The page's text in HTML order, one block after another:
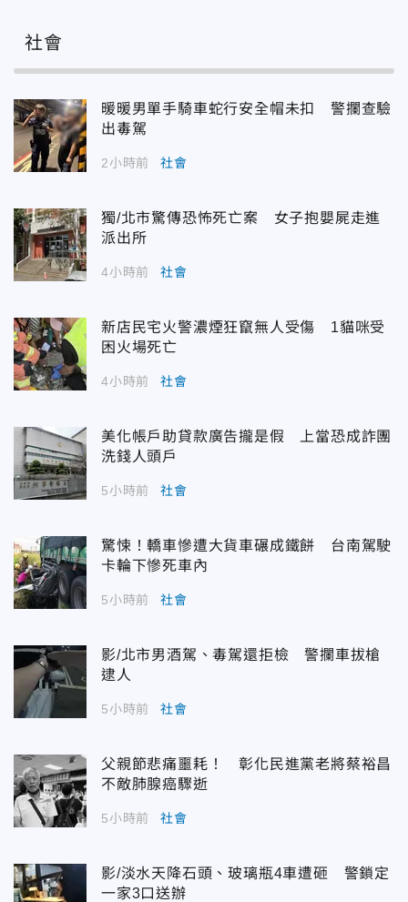
社會
暖暖男單手騎車蛇行安全帽未扣 警攔查驗
出毒駕
2小時前 社會
獨/北市驚傳恐怖死亡案 女子抱嬰屍走進
派出所
4小時前 社會
新店民宅火警濃煙狂竄無人受傷 1貓咪受
困火場死亡
4小時前 社會
美化帳戶助貸款廣告攏是假 上當恐成詐團
洗錢人頭戶
5小時前 社會
驚悚！轎車慘遭大貨車碾成鐵餅 台南駕駛
卡輪下慘死車內
5小時前 社會
影/北市男酒駕、毒駕還拒檢 警攔車拔槍
逮人
5小時前 社會
父親節悲痛噩耗！ 彰化民進黨老將蔡裕昌
不敵肺腺癌驟逝
5小時前 社會
影/淡水天降石頭、玻璃瓶4車遭砸 警鎖定
一家3口送辦